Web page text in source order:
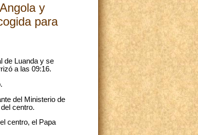
y
para
de Luanda y se
a las 09:16.
del Ministerio de
centro.
centro, el Papa